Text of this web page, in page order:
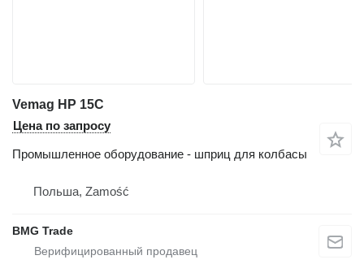
Vemag HP 15C
Цена по запросу
Промышленное оборудование - шприц для колбасы
Польша, Zamość
BMG Trade